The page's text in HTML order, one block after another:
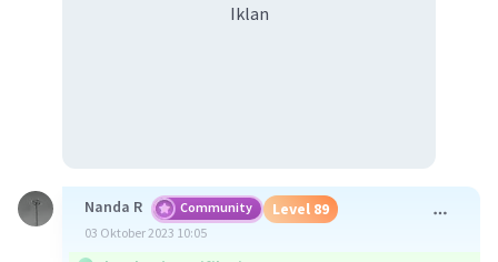
Iklan
Nanda R Community Level 89
03 Oktober 2023 10:05